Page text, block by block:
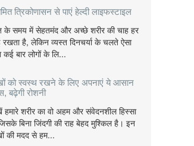
त्रिकोणासन से पाएं हेल्दी लाइफस्टाइल
समय में सेहतमंद और अच्छे शरीर की चाह हर
रखता है, लेकिन व्यस्त दिनचर्या के चलते ऐसा
कई बार लोगों के लि...
को स्वस्थ रखने के लिए अपनाएं ये आसान
बढ़ेगी रोशनी
शरीर का वो अहम और संवेदनशील हिस्सा
बिना जिंदगी की राह बेहद मुश्किल है। इन
की मदद से हम...